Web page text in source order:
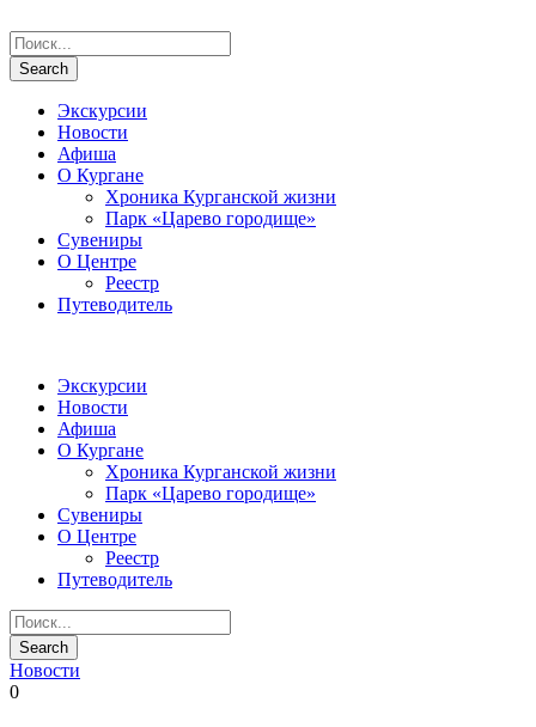
Экскурсии
Новости
Афиша
О Кургане
Хроника Курганской жизни
Парк «Царево городище»
Сувениры
О Центре
Реестр
Путеводитель
Экскурсии
Новости
Афиша
О Кургане
Хроника Курганской жизни
Парк «Царево городище»
Сувениры
О Центре
Реестр
Путеводитель
Новости
0